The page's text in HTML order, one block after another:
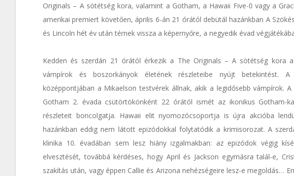
Originals – A sötétség kora, valamint a Gotham, a Hawaii Five-0 vagy a
amerikai premiert követően, április 6-án 21 órától debütál hazánkban A
és Lincoln hét év után térnek vissza a képernyőre, a negyedik évad
Kedden és szerdán 21 órától érkezik a The Originals – A sötétség kora
vámpírok és boszorkányok életének részleteibe nyújt betekintést.
középpontjában a Mikaelson testvérek állnak, akik a legidősebb vámpírok.
Gotham 2. évada csütörtökönként 22 órától ismét az ikonikus Gotham-
részleteit boncolgatja. Hawaii elit nyomozócsoportja is újra akcióba
hazánkban eddig nem látott epizódokkal folytatódik a krimisorozat. A
klinika 10. évadában sem lesz hiány izgalmakban: az epizódok végig
elvesztését, továbbá kérdéses, hogy April és Jackson egymásra talál-e,
szakítás után, vagy éppen Callie és Arizona nehézségeire lesz-e megoldás…